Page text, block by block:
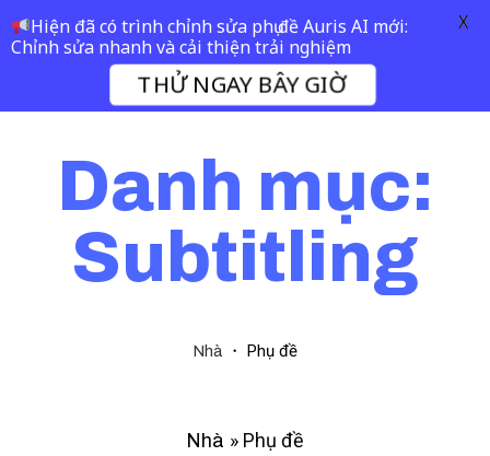
Danh mục:
Subtitling
Nhà ・ Phụ đề
Nhà » Phụ đề
Hiện đã có trình chỉnh sửa phụ đề Auris AI mới:
Chỉnh sửa nhanh và cải thiện trải nghiệm
THỬ NGAY BÂY GIỜ
X